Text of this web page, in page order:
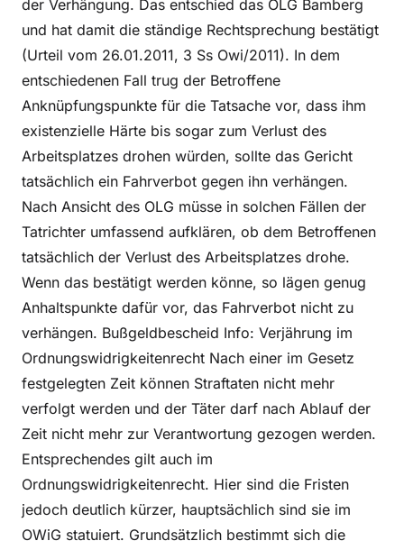
der Verhängung. Das entschied das OLG Bamberg
und hat damit die ständige Rechtsprechung bestätigt
(Urteil vom 26.01.2011, 3 Ss Owi/2011). In dem
entschiedenen Fall trug der Betroffene
Anknüpfungspunkte für die Tatsache vor, dass ihm
existenzielle Härte bis sogar zum Verlust des
Arbeitsplatzes drohen würden, sollte das Gericht
tatsächlich ein Fahrverbot gegen ihn verhängen.
Nach Ansicht des OLG müsse in solchen Fällen der
Tatrichter umfassend aufklären, ob dem Betroffenen
tatsächlich der Verlust des Arbeitsplatzes drohe.
Wenn das bestätigt werden könne, so lägen genug
Anhaltspunkte dafür vor, das Fahrverbot nicht zu
verhängen. Bußgeldbescheid Info: Verjährung im
Ordnungswidrigkeitenrecht Nach einer im Gesetz
festgelegten Zeit können Straftaten nicht mehr
verfolgt werden und der Täter darf nach Ablauf der
Zeit nicht mehr zur Verantwortung gezogen werden.
Entsprechendes gilt auch im
Ordnungswidrigkeitenrecht. Hier sind die Fristen
jedoch deutlich kürzer, hauptsächlich sind sie im
OWiG statuiert. Grundsätzlich bestimmt sich die